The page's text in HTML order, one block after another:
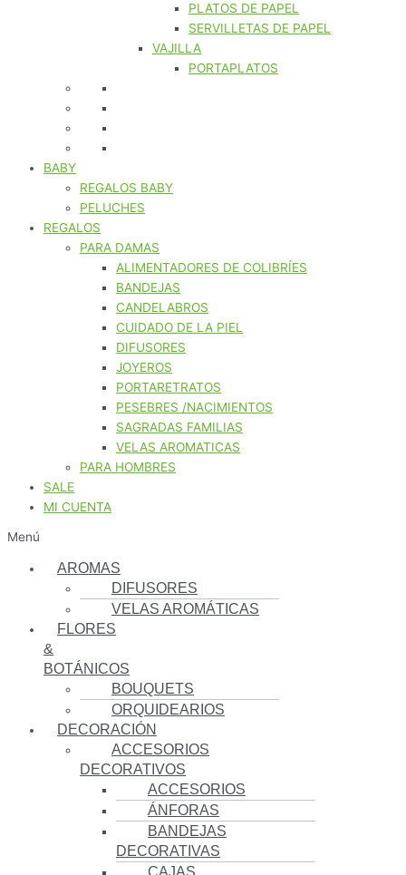
PLATOS DE PAPEL
SERVILLETAS DE PAPEL
VAJILLA
PORTAPLATOS
BABY
REGALOS BABY
PELUCHES
REGALOS
PARA DAMAS
ALIMENTADORES DE COLIBRÍES
BANDEJAS
CANDELABROS
CUIDADO DE LA PIEL
DIFUSORES
JOYEROS
PORTARETRATOS
PESEBRES /NACIMIENTOS
SAGRADAS FAMILIAS
VELAS AROMATICAS
PARA HOMBRES
SALE
MI CUENTA
Menú
AROMAS
DIFUSORES
VELAS AROMÁTICAS
FLORES
&
BOTÁNICOS
BOUQUETS
ORQUIDEARIOS
DECORACIÓN
ACCESORIOS
DECORATIVOS
ACCESORIOS
ÁNFORAS
BANDEJAS
DECORATIVAS